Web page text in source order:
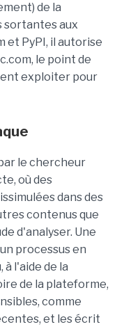
de la
sortantes aux
et PyPI, il autorise
le point de
exploiter pour
le chercheur
où des
dans des
contenus que
d'analyser. Une
processus en
l'aide de la
de la plateforme,
comme
et les écrit